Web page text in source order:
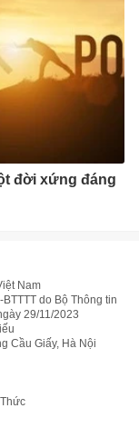
đời xứng đáng
Nam
do Bộ Thông tin
29/11/2023
Cầu Giấy, Hà Nội